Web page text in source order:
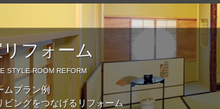
フォーム
STYLE ROOM REFORM
ムプラン例
ビングをつなげるリフォーム